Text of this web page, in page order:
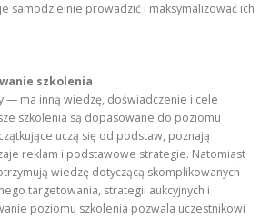
samodzielnie prowadzić i maksymalizować ich
szkolenia
— ma inną wiedzę, doświadczenie i cele
szkolenia są dopasowane do poziomu
uczą się od podstaw, poznają
reklam i podstawowe strategie. Natomiast
wiedzę dotyczącą skomplikowanych
targetowania, strategii aukcyjnych i
poziomu szkolenia pozwala uczestnikowi